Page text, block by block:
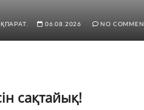
06.08.2026 NO
сақтайық!